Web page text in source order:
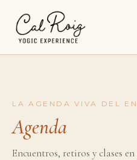
LA AGENDA VIVA DEL
Agenda
Encuentros, retiros y clases